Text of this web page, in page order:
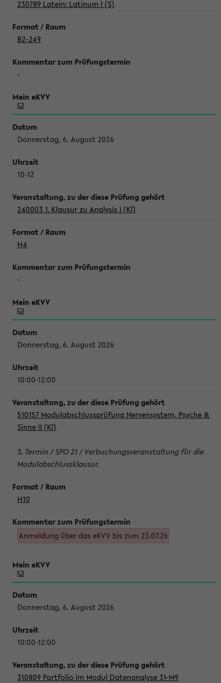
230789 Latein: Latinum I (S)
B2-249
-
Donnerstag, 6. August 2026
10-12
240003 1. Klausur zu Analysis I (Kl)
H4
-
Donnerstag, 6. August 2026
10:00-12:00
510157 Modulabschlussprüfung Nervensystem, Psyche &
Sinne II (Kl)
3. Termin / SPO 21 / Verbuchungsveranstaltung für die
Modulabschlussklausur.
H10
Anmeldung über das eKVV bis zum 23.07.26
Donnerstag, 6. August 2026
10:00-12:00
310809 Portfolio im Modul Datenanalyse 31-M9